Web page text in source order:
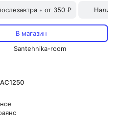
• от 350 ₽
В магазин
Santehnika-room